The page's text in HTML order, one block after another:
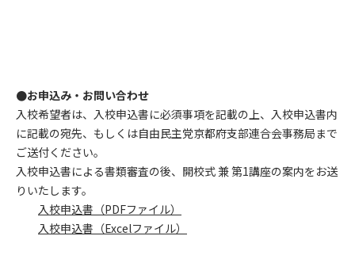
●お申込み・お問い合わせ
入校希望者は、入校申込書に必須事項を記載の上、入校申込書内
に記載の宛先、もしくは自由民主党京都府支部連合会事務局まで
ご送付ください。
入校申込書による書類審査の後、開校式 兼 第1講座の案内をお送
りいたします。
入校申込書（PDFファイル）
入校申込書（Excelファイル）